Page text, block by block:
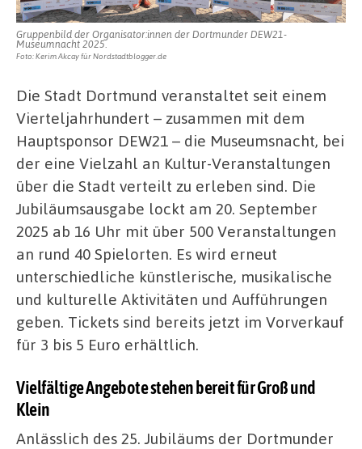
Gruppenbild der Organisator:innen der Dortmunder DEW21-
Museumnacht 2025.
Foto: Kerim Akcay für Nordstadtblogger.de
Die Stadt Dortmund veranstaltet seit einem
Vierteljahrhundert – zusammen mit dem
Hauptsponsor DEW21 – die Museumsnacht, bei
der eine Vielzahl an Kultur-Veranstaltungen
über die Stadt verteilt zu erleben sind. Die
Jubiläumsausgabe lockt am 20. September
2025 ab 16 Uhr mit über 500 Veranstaltungen
an rund 40 Spielorten. Es wird erneut
unterschiedliche künstlerische, musikalische
und kulturelle Aktivitäten und Aufführungen
geben. Tickets sind bereits jetzt im Vorverkauf
für 3 bis 5 Euro erhältlich.
Vielfältige Angebote stehen bereit für Groß und
Klein
Anlässlich des 25. Jubiläums der Dortmunder